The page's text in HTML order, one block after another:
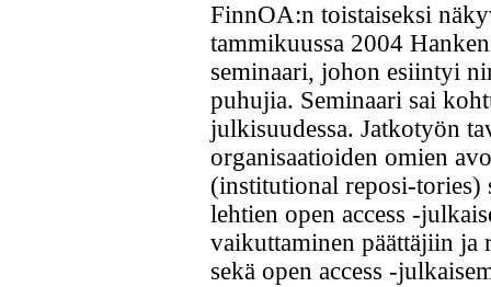
FinnOA:n toistaiseksi
tammikuussa 2004
seminaari, johon esiintyi
puhujia. Seminaari sai
julkisuudessa. Jatkotyön
organisaatioiden omien
(institutional reposi-tories)
lehtien open access -
vaikuttaminen päättäjiin ja
sekä open access -